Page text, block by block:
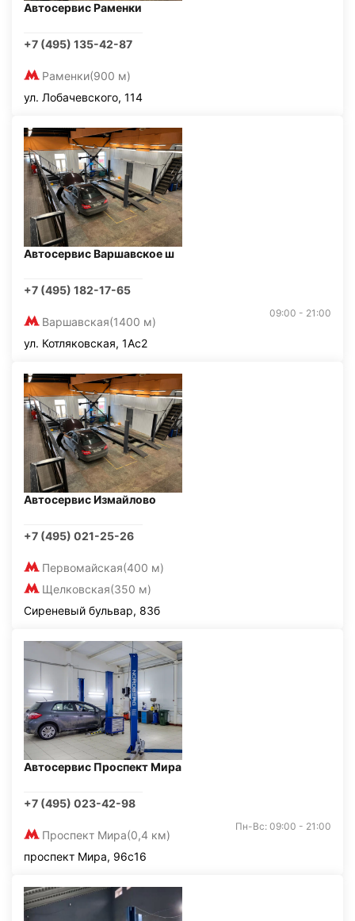
Автосервис Раменки
+7 (495) 135-42-87
Раменки(900 м)
ул. Лобачевского, 114
Автосервис Варшавское ш
+7 (495) 182-17-65
Варшавская(1400 м)
09:00 - 21:00
ул. Котляковская, 1Ас2
Автосервис Измайлово
+7 (495) 021-25-26
Первомайская(400 м)
Щелковская(350 м)
Сиреневый бульвар, 83б
Автосервис Проспект Мира
+7 (495) 023-42-98
Проспект Мира(0,4 км)
Пн-Вс: 09:00 - 21:00
проспект Мира, 96с16